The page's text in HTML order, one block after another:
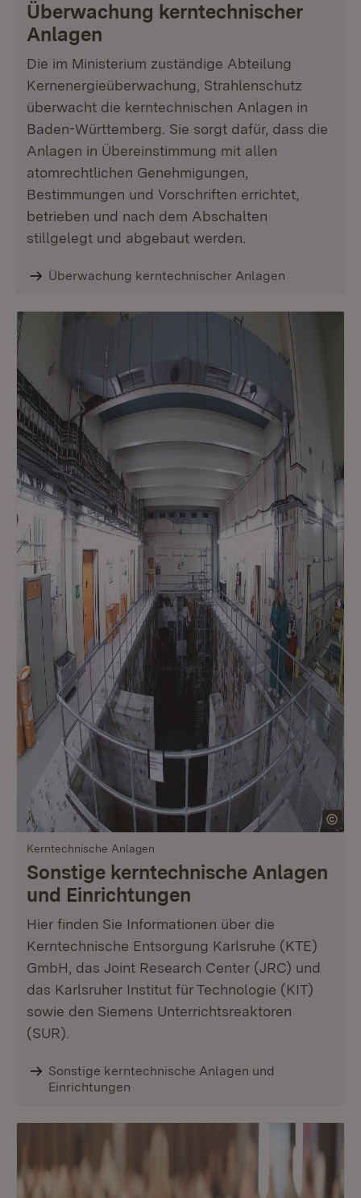
Überwachung kerntechnischer
Anlagen
Die im Ministerium zuständige Abteilung
Kernenergieüberwachung, Strahlenschutz
überwacht die kerntechnischen Anlagen in
Baden-Württemberg. Sie sorgt dafür, dass die
Anlagen in Übereinstimmung mit allen
atomrechtlichen Genehmigungen,
Bestimmungen und Vorschriften errichtet,
betrieben und nach dem Abschalten
stillgelegt und abgebaut werden.
Überwachung kerntechnischer Anlagen
Kerntechnische Anlagen
Sonstige kerntechnische Anlagen
und Einrichtungen
Hier finden Sie Informationen über die
Kerntechnische Entsorgung Karlsruhe (KTE)
GmbH, das Joint Research Center (JRC) und
das Karlsruher Institut für Technologie (KIT)
sowie den Siemens Unterrichtsreaktoren
(SUR).
Sonstige kerntechnische Anlagen und
Einrichtungen